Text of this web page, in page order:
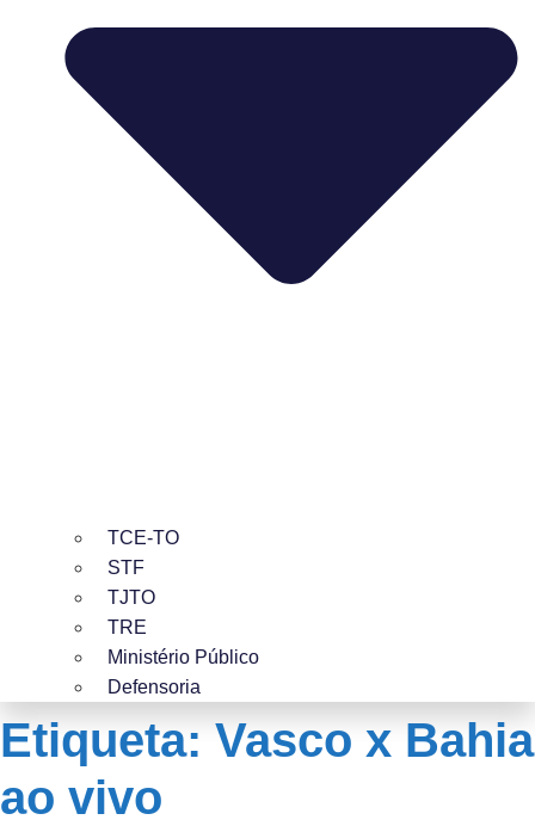
TCE-TO
STF
TJTO
TRE
Ministério Público
Defensoria
Etiqueta: Vasco x Bahia
ao vivo